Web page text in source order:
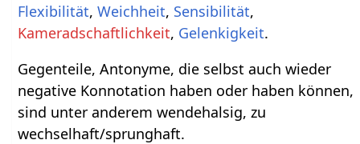
Flexibilität,Weichheit, Sensibilität,
Kameradschaftlichkeit, Gelenkigkeit.
Gegenteile, Antonyme, die selbst auch wieder
negative Konnotation haben oder haben können,
sind unter anderem wendehalsig, zu
wechselhaft/sprunghaft.